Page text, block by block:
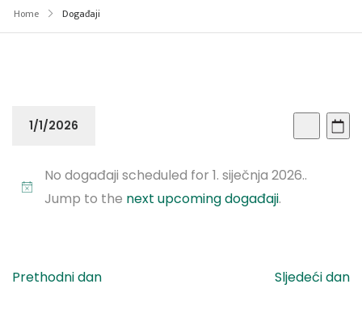
Home Događaji
Traži
Dan
1/1/2026
datum.No događaji scheduled for 1. siječnja 2026..
Jump to the next upcoming događaji.
Prethodni dan Sljedeći dan